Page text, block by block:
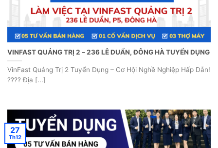
VINFAST QUẢNG TRỊ 2 – 236 LÊ DUẨN, ĐÔNG HÀ TUYỂN DỤNG
VinFast Quảng Trị 2 Tuyển Dụng – Cơ Hội Nghề Nghiệp Hấp Dẫn!
???? Địa [...]
27
Th12